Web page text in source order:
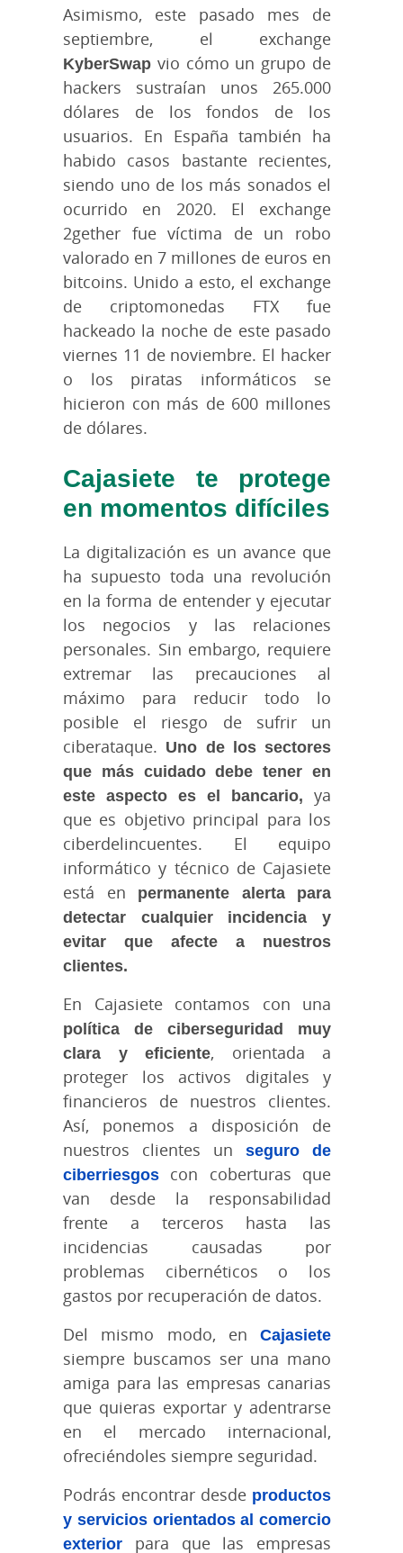
Asimismo, este pasado mes de
septiembre, el exchange
KyberSwap vio cómo un grupo de
hackers sustraían unos 265.000
dólares de los fondos de los
usuarios. En España también ha
habido casos bastante recientes,
siendo uno de los más sonados el
ocurrido en 2020. El exchange
2gether fue víctima de un robo
valorado en 7 millones de euros en
bitcoins. Unido a esto, el exchange
de criptomonedas FTX fue
hackeado la noche de este pasado
viernes 11 de noviembre. El hacker
o los piratas informáticos se
hicieron con más de 600 millones
de dólares.
Cajasiete te protege
en momentos difíciles
La digitalización es un avance que
ha supuesto toda una revolución
en la forma de entender y ejecutar
los negocios y las relaciones
personales. Sin embargo, requiere
extremar las precauciones al
máximo para reducir todo lo
posible el riesgo de sufrir un
ciberataque. Uno de los sectores
que más cuidado debe tener en
este aspecto es el bancario, ya
que es objetivo principal para los
ciberdelincuentes. El equipo
informático y técnico de Cajasiete
está en permanente alerta para
detectar cualquier incidencia y
evitar que afecte a nuestros
clientes.
En Cajasiete contamos con una
política de ciberseguridad muy
clara y eficiente, orientada a
proteger los activos digitales y
financieros de nuestros clientes.
Así, ponemos a disposición de
nuestros clientes un seguro de
ciberriesgos con coberturas que
van desde la responsabilidad
frente a terceros hasta las
incidencias causadas por
problemas cibernéticos o los
gastos por recuperación de datos.
Del mismo modo, en Cajasiete
siempre buscamos ser una mano
amiga para las empresas canarias
que quieras exportar y adentrarse
en el mercado internacional,
ofreciéndoles siempre seguridad.
Podrás encontrar desde productos
y servicios orientados al comercio
exterior para que las empresas